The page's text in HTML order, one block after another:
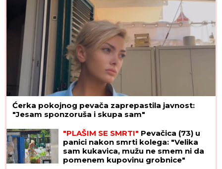
Ćerka pokojnog pevača zaprepastila javnost:
"Jesam sponzoruša i skupa sam"
"PLAŠIM SE SMRTI" Pevačica (73) u
panici nakon smrti kolega: "Velika
sam kukavica, mužu ne smem ni da
pomenem kupovinu grobnice"